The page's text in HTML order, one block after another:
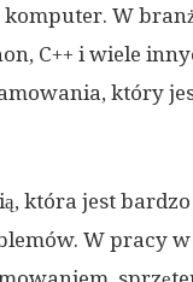
W
C++ i wiele
który
która jest
W pracy